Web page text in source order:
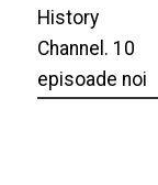
History
Channel. 10
episoade noi